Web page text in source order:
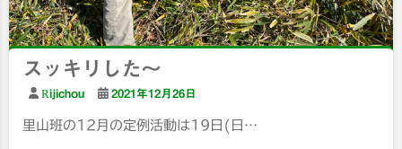
スッキリした〜
Rijichou 2021年12月26日
里山班の12月の定例活動は19日(日…